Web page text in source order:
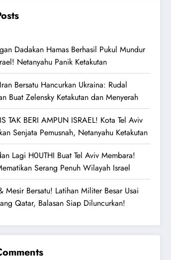
Dadakan Hamas Berhasil Pukul Mundur
Netanyahu Panik Ketakutan
Bersatu Hancurkan Ukraina: Rudal
Buat Zelensky Ketakutan dan Menyerah
TAK BERI AMPUN ISRAEL! Kota Tel Aviv
Senjata Pemusnah, Netanyahu Ketakutan
Lagi H0UTHI Buat Tel Aviv Membara!
Serang Penuh Wilayah Israel
Mesir Bersatu! Latihan Militer Besar Usai
Qatar, Balasan Siap Diluncurkan!